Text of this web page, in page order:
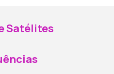
Satélites